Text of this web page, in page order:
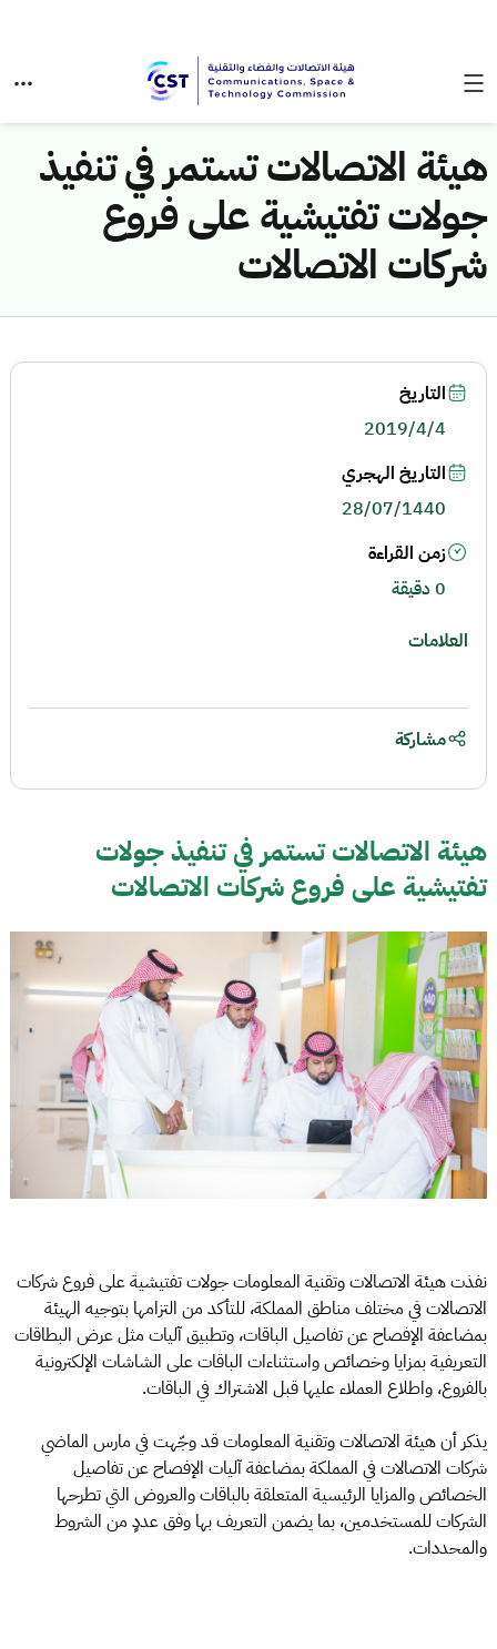
هيئة الاتصالات تستمر في تنفيذ
جولات تفتيشية على فروع
شركات الاتصالات
هيئة الاتصالات تستمر في تنفيذ جولات
تفتيشية على فروع شركات الاتصالات
نفذت هيئة الاتصالات وتقنية المعلومات جولات تفتيشية على فروع شركات
الاتصالات في مختلف مناطق المملكة، للتأكد من التزامها بتوجيه الهيئة
بمضاعفة الإفصاح عن تفاصيل الباقات، وتطبيق آليات مثل عرض البطاقات
التعريفية بمزايا وخصائص واستثناءات الباقات على الشاشات الإلكترونية
بالفروع، واطلاع العملاء عليها قبل الاشتراك في الباقات.
يذكر أن هيئة الاتصالات وتقنية المعلومات قد وجّهت في مارس الماضي
شركات الاتصالات في المملكة بمضاعفة آليات الإفصاح عن تفاصيل
الخصائص والمزايا الرئيسية المتعلقة بالباقات والعروض التي تطرحها
الشركات للمستخدمين، بما يضمن التعريف بها وفق عددٍ من الشروط
والمحددات.
التاريخ
2019/4/4
التاريخ الهجري
28/07/1440
زمن القراءة
0 دقيقة
العلامات
مشاركة